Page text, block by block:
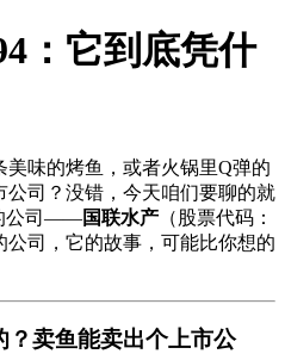
：它到底凭什
味的烤鱼，或者火锅里Q弹的
司？没错，今天咱们要聊的就
公司——国联水产 （股票代码：
公司，它的故事，可能比你想的
？卖鱼能卖出个上市公